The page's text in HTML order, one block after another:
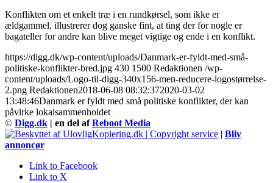
Konflikten om et enkelt træ i en rundkørsel, som ikke er
ældgammel, illustrerer dog ganske fint, at ting der for nogle er
bagateller for andre kan blive meget vigtige og ende i en konflikt.
https://digg.dk/wp-content/uploads/Danmark-er-fyldt-med-små-
politiske-konflikter-bred.jpg 430 1500 Redaktionen /wp-
content/uploads/Logo-til-digg-340x156-men-reducere-logostørrelse-
2.png Redaktionen2018-06-08 08:32:372020-03-02
13:48:46Danmark er fyldt med små politiske konflikter, der kan
påvirke lokalsammenholdet
© Digg.dk | en del afReboot Media
| Bliv
annoncør
Link to Facebook
Link to X